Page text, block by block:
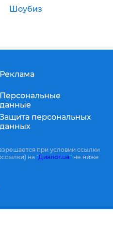
Шоубиз
Реклама
Персональные
данные
Защита персональных
данных
при условии ссылки
на "Диалог.ua" не ниже